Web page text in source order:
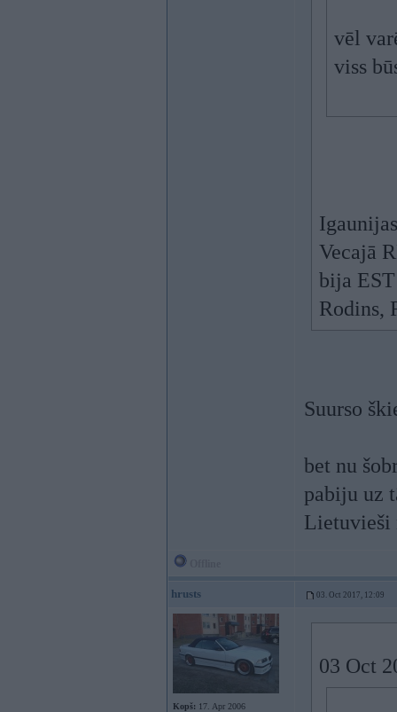
vēl
viss
Vecajā
bija
Rodins,
Suurso
bet nu
pabiju uz
Lietuvieši
hrusts 03. Oct 2017, 12:09
Kopš: 17. Apr 2006
03 Oct